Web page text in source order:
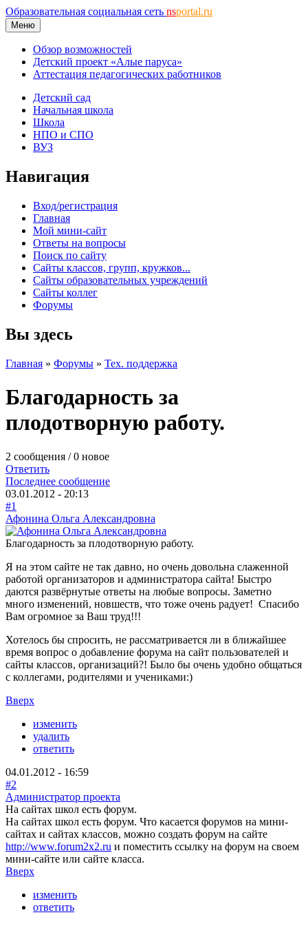
Образовательная социальная сеть nsportal.ru
Меню
Обзор возможностей
Детский проект «Алые паруса»
Аттестация педагогических работников
Детский сад
Начальная школа
Школа
НПО и СПО
ВУЗ
Навигация
Вход/регистрация
Главная
Мой мини-сайт
Ответы на вопросы
Поиск по сайту
Сайты классов, групп, кружков...
Сайты образовательных учреждений
Сайты коллег
Форумы
Вы здесь
Главная » Форумы » Тех. поддержка
Благодарность за
плодотворную работу.
2 сообщения / 0 новое
Ответить
Последнее сообщение
03.01.2012 - 20:13
#1
Афонина Ольга Александровна
Благодарность за плодотворную работу.
Я на этом сайте не так давно, но очень довольна слаженной
работой организаторов и администратора сайта! Быстро
даются развёрнутые ответы на любые вопросы. Заметно
много изменений, новшеств, что тоже очень радует! Спасибо
Вам огромное за Ваш труд!!!
Хотелось бы спросить, не рассматривается ли в ближайшее
время вопрос о добавление форума на сайт пользователей и
сайты классов, организаций?! Было бы очень удобно общаться
с коллегами, родителями и учениками:)
Вверх
изменить
удалить
ответить
04.01.2012 - 16:59
#2
Администратор проекта
На сайтах школ есть форум.
На сайтах школ есть форум. Что касается форумов на мини-
сайтах и сайтах классов, можно создать форум на сайте
http://www.forum2x2.ru и поместить ссылку на форум на своем
мини-сайте или сайте класса.
Вверх
изменить
ответить